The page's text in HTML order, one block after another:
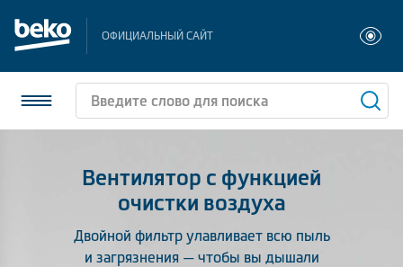
ОФИЦИАЛЬНЫЙ САЙТ
Холодильники и морозильники
Стиральные и сушильные машины
Посудомоечные машины
Вентилятор с функцией
очистки воздуха
Двойной фильтр улавливает всю пыль
и загрязнения — чтобы вы дышали